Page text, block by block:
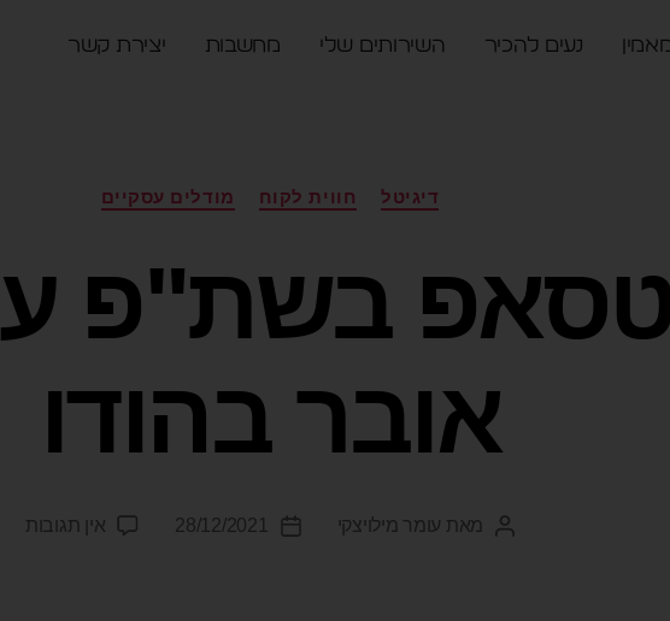
נעים להכיר השירותים שלי מחשבות יצירת קשר
דיגיטל חווית לקוח מודלים עסקיים
בשת"פ
אובר בהודו
מאת עומר מילויצקי 28/12/2021 אין תגובות